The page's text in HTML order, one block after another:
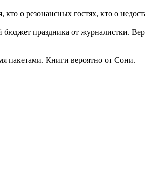
о резонансных гостях, кто о
праздника от журналистки.
пакетами. Книги вероятно от Сони.